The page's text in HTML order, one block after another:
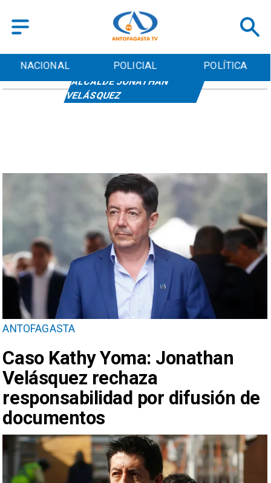
NACIONAL POLICIAL POLÍTICA
ANTOFAGASTA
Caso Kathy Yoma: Jonathan
Velásquez rechaza
responsabilidad por difusión de
documentos
ALCALDE JONATHAN
VELÁSQUEZ